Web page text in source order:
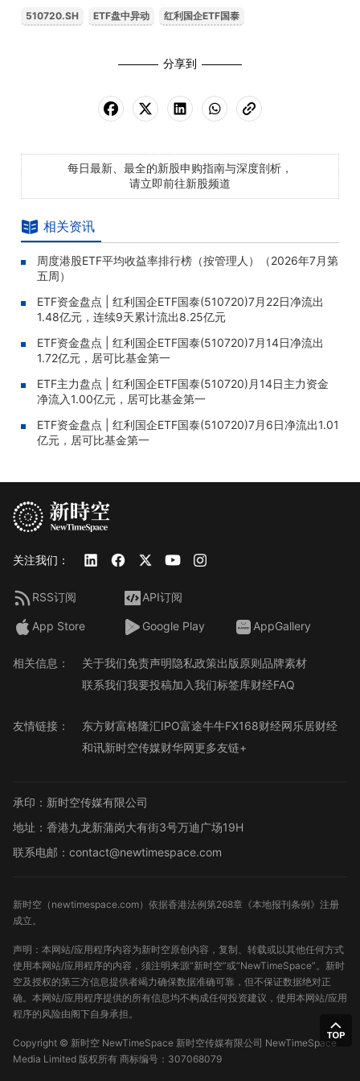
510720.SH ETF盘中异动 红利国企ETF国泰
分享到
每日最新、最全的新股申购指南与深度剖析，
请立即前往新股频道
相关资讯
周度港股ETF平均收益率排行榜（按管理人）（2026年7月第
五周）
ETF资金盘点 | 红利国企ETF国泰(510720)7月22日净流出
1.48亿元，连续9天累计流出8.25亿元
ETF资金盘点 | 红利国企ETF国泰(510720)7月14日净流出
1.72亿元，居可比基金第一
ETF主力盘点 | 红利国企ETF国泰(510720)月14日主力资金
净流入1.00亿元，居可比基金第一
ETF资金盘点 | 红利国企ETF国泰(510720)7月6日净流出1.01
亿元，居可比基金第一
关注我们：
RSS订阅 API订阅
App Store Google Play AppGallery
相关信息： 关于我们免责声明隐私政策出版原则品牌素材
联系我们我要投稿加入我们标签库财经FAQ
友情链接： 东方财富格隆汇IPO富途牛牛FX168财经网乐居财经
和讯新时空传媒财华网更多友链+
承印：新时空传媒有限公司
地址：香港九龙新蒲岗大有街3号万迪广场19H
联系电邮：contact@newtimespace.com
新时空（ newtimespace.com）依据香港法例第268章《本地报刊条例》注册
成立。
声明：本网站/应用程序内容为新时空原创内容，复制、转载或以其他任何方式
使用本网站/应用程序的内容，须注明来源“新时空”或“NewTimeSpace”。新时
空及授权的第三方信息提供者竭力确保数据准确可靠，但不保证数据绝对正
确。本网站/应用程序提供的所有信息均不构成任何投资建议，使用本网站/应用
程序的风险由阁下自身承担。
Copyright © 新时空 NewTimeSpace 新时空传媒有限公司 NewTimeSpace
Media Limited 版权所有 商标编号：307068079